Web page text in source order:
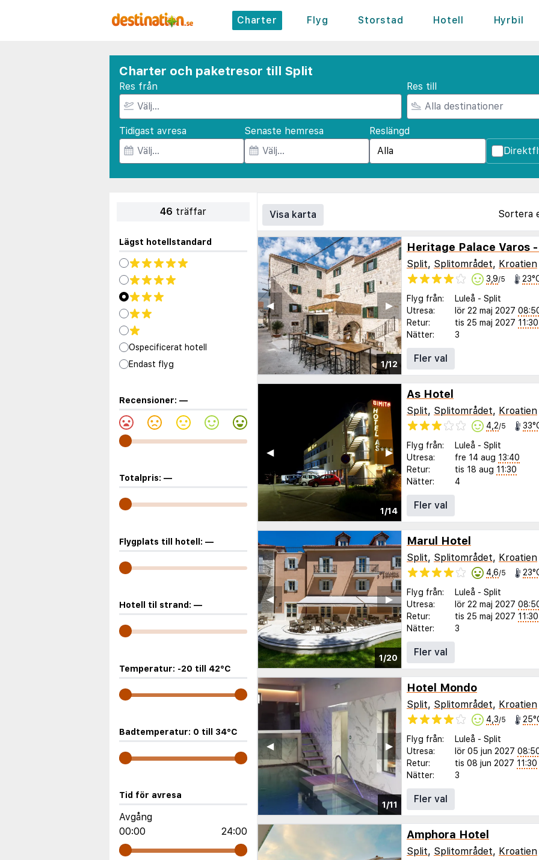
Charter Flyg Storstad Hotell Hyrbil
Charter och paketresor till Split
Res från Res till
Tidigast avresa Senaste hemresa
Reslängd
46 träffar
Lägst hotellstandard
Ospecificerat hotell
Endast flyg
Recensioner: —
Totalpris: —
Flygplats till hotell: —
Hotell til strand: —
Temperatur: -20 till 42°C
Badtemperatur: 0 till 34°C
Tid för avresa
Avgång
00:00
24:00
Visa karta Sortera
1/12
▶︎
◀︎
Split, Splitområdet, Kroatien
3,9/5
Flyg från: Luleå - Split
Utresa:
lör 22 maj 2027
Retur:
tis 25 maj 2027 11:30
Nätter:
3
Fler val
1/14
▶︎
◀︎
As Hotel
Split, Splitområdet, Kroatien
4,2/5
Flyg från: Luleå - Split
Utresa:
fre 14 aug 13:40
Retur:
tis 18 aug 11:30
Nätter:
4
Fler val
1/20
▶︎
◀︎
Marul Hotel
Split, Splitområdet, Kroatien
4,6/5
Flyg från: Luleå - Split
Utresa:
lör 22 maj 2027
Retur:
tis 25 maj 2027 11:30
Nätter:
3
Fler val
1/11
▶︎
◀︎
Hotel Mondo
Split, Splitområdet, Kroatien
4,3/5
Flyg från: Luleå - Split
Utresa:
lör 05 jun 2027
Retur:
tis 08 jun 2027 11:30
Nätter:
3
Fler val
Amphora Hotel
Split, Splitområdet, Kroatien